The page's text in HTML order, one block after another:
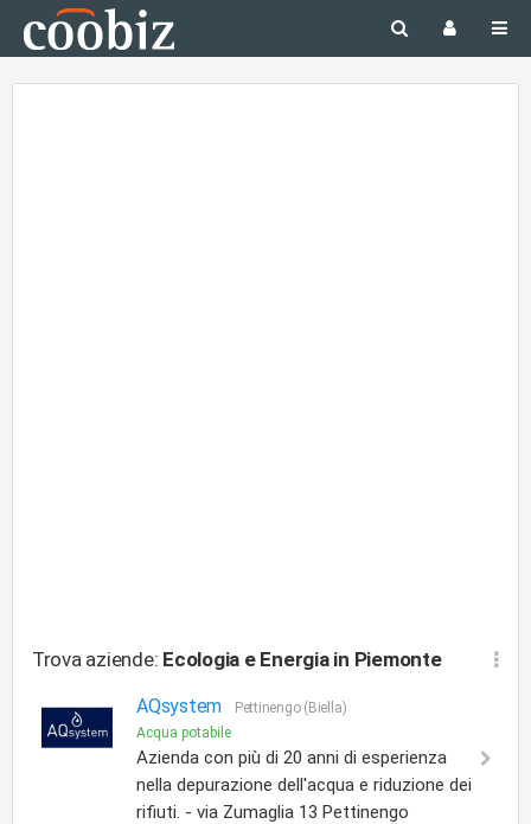
Trova aziende: Ecologia e Energia in Piemonte
AQsystem
Pettinengo (Biella)
Acqua potabile
Azienda con più di 20 anni di esperienza
nella depurazione dell'acqua e riduzione dei
rifiuti. - via Zumaglia 13 Pettinengo